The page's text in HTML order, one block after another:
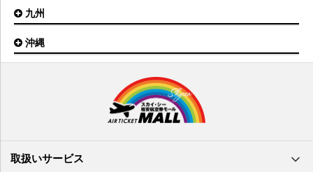
南紀白浜空港
山口宇部空港
出雲空港
米子空港
松山空港
徳島空港
九州
福岡空港
鹿児島空港
北九州空港
沖縄
南大東空港
取扱いサービス